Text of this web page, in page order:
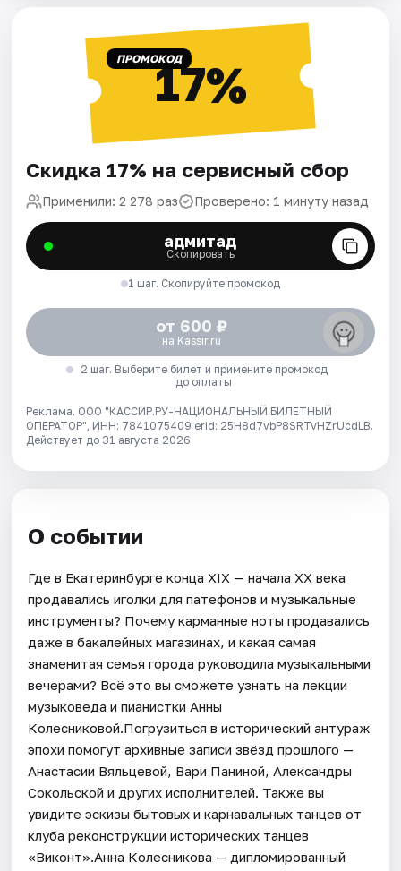
ПРОМОКОД17%
Скидка 17% на сервисный сбор
Применили: 2 278 раз Проверено: 1 минуту назад
адмитад
Скопировать
1 шаг. Скопируйте промокод
от 600 ₽
на Kassir.ru
2 шаг. Выберите билет и примените промокод
до оплаты
Реклама. ООО "КАССИР.РУ-НАЦИОНАЛЬНЫЙ БИЛЕТНЫЙ
ОПЕРАТОР", ИНН: 7841075409 erid: 25H8d7vbP8SRTvHZrUcdLB.
Действует до 31 августа 2026
О событии
Где в Екатеринбурге конца XIX — начала XX века
продавались иголки для патефонов и музыкальные
инструменты? Почему карманные ноты продавались
даже в бакалейных магазинах, и какая самая
знаменитая семья города руководила музыкальными
вечерами? Всё это вы сможете узнать на лекции
музыковеда и пианистки Анны
Колесниковой.Погрузиться в исторический антураж
эпохи помогут архивные записи звёзд прошлого —
Анастасии Вяльцевой, Вари Паниной, Александры
Сокольской и других исполнителей. Также вы
увидите эскизы бытовых и карнавальных танцев от
клуба реконструкции исторических танцев
«Виконт».Анна Колесникова — дипломированный